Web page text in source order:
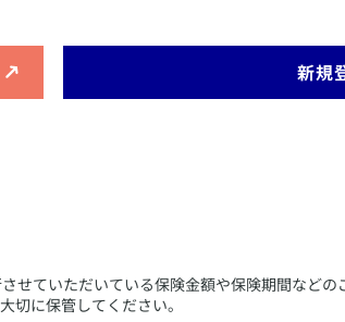
新規
せていただいている保険金額や保険期間など
切に保管してください。